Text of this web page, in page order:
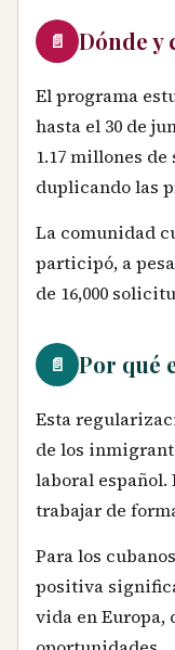
📄 Dónde y
El programa
hasta el 30 de
1.17 millones
duplicando las
La comunidad
participó, a
de 16,000
📄 Por qué
Esta
de los
laboral español.
trabajar de
Para los
positiva
vida en